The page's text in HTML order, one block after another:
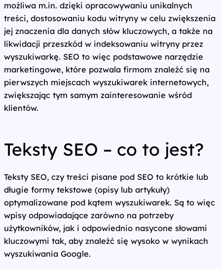
możliwa m.in. dzięki opracowywaniu unikalnych
treści, dostosowaniu kodu witryny w celu zwiększenia
jej znaczenia dla danych słów kluczowych, a także na
likwidacji przeszkód w indeksowaniu witryny przez
wyszukiwarkę. SEO to więc podstawowe narzędzie
marketingowe, które pozwala firmom znaleźć się na
pierwszych miejscach wyszukiwarek internetowych,
zwiększając tym samym zainteresowanie wśród
klientów.
Teksty SEO – co to jest?
Teksty SEO, czy treści pisane pod SEO to krótkie lub
długie formy tekstowe (opisy lub artykuły)
optymalizowane pod kątem wyszukiwarek. Są to więc
wpisy odpowiadające zarówno na potrzeby
użytkowników, jak i odpowiednio nasycone słowami
kluczowymi tak, aby znaleźć się wysoko w wynikach
wyszukiwania Google.